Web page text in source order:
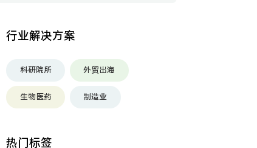
行业解决方案
科研院所 外贸出海
生物医药 制造业
热门标签